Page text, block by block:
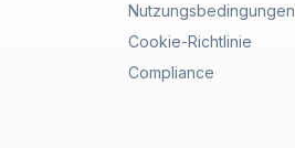
Nutzungsbedingungen
Cookie-Richtlinie
Compliance